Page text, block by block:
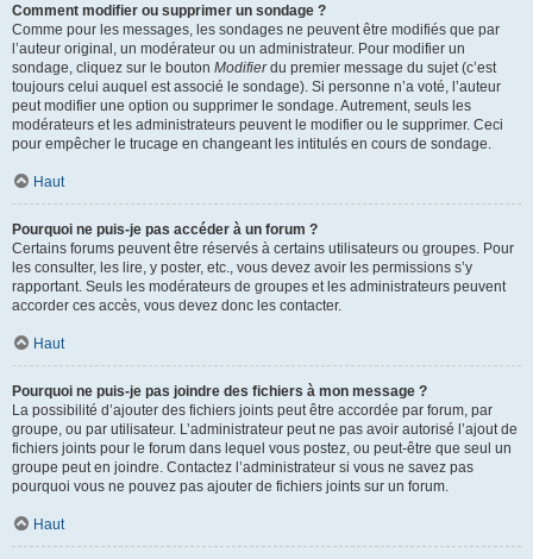
Comment modifier ou supprimer un sondage ?
Comme pour les messages, les sondages ne peuvent être modifiés que par
l’auteur original, un modérateur ou un administrateur. Pour modifier un
sondage, cliquez sur le bouton Modifierdu premier message du sujet (c’est
toujours celui auquel est associé le sondage). Si personne n’a voté, l’auteur
peut modifier une option ou supprimer le sondage. Autrement, seuls les
modérateurs et les administrateurs peuvent le modifier ou le supprimer. Ceci
pour empêcher le trucage en changeant les intitulés en cours de sondage.
Haut
Pourquoi ne puis-je pas accéder à un forum ?
Certains forums peuvent être réservés à certains utilisateurs ou groupes. Pour
les consulter, les lire, y poster, etc., vous devez avoir les permissions s’y
rapportant. Seuls les modérateurs de groupes et les administrateurs peuvent
accorder ces accès, vous devez donc les contacter.
Haut
Pourquoi ne puis-je pas joindre des fichiers à mon message ?
La possibilité d’ajouter des fichiers joints peut être accordée par forum, par
groupe, ou par utilisateur. L’administrateur peut ne pas avoir autorisé l’ajout de
fichiers joints pour le forum dans lequel vous postez, ou peut-être que seul un
groupe peut en joindre. Contactez l’administrateur si vous ne savez pas
pourquoi vous ne pouvez pas ajouter de fichiers joints sur un forum.
Haut